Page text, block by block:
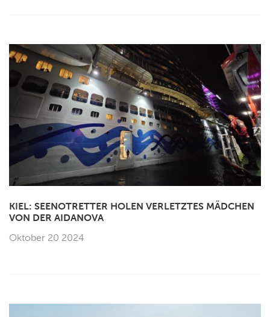
KIEL: SEENOTRETTER HOLEN VERLETZTES MÄDCHEN
VON DER AIDANOVA
Oktober 20 2024